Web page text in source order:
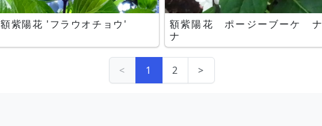
額紫陽花 'フラウオチョウ'
額紫陽花 ポージーブーケ ナ
ナ
< 1 2 >